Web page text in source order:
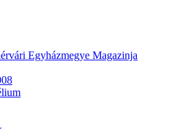
Egyházmegye Magazinja